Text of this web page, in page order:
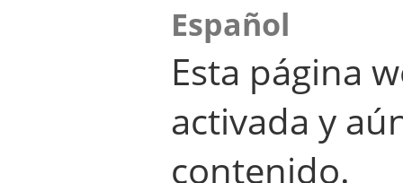
Español
Esta página
activada y
contenido.